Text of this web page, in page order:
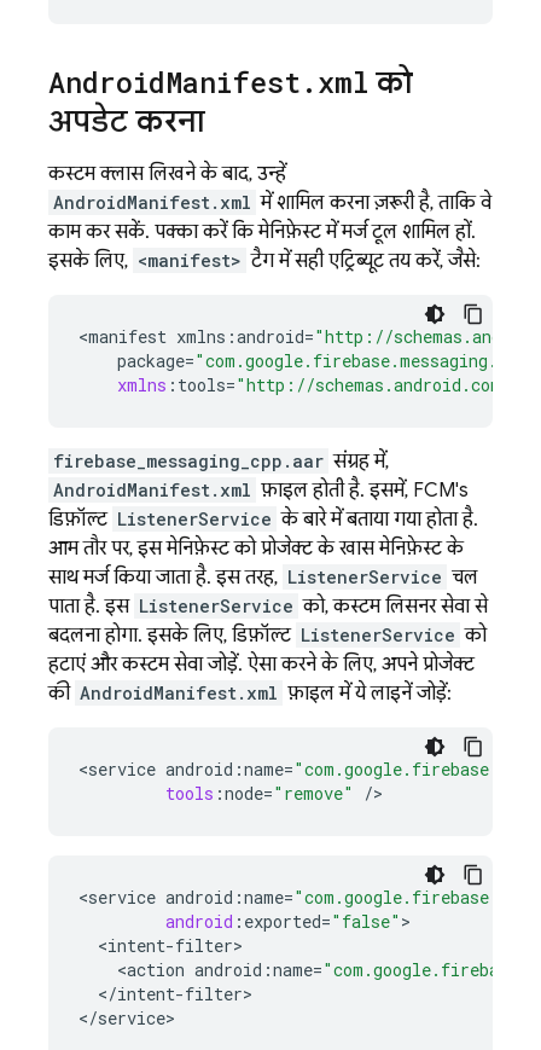
AndroidManifest.xml को
अपडेट करना
कस्टम क्लास लिखने के बाद, उन्हें
AndroidManifest.xml में शामिल करना ज़रूरी है, ताकि वे
काम कर सकें. पक्का करें कि मेनिफ़ेस्ट में मर्ज टूल शामिल हों.
इसके लिए, <manifest> टैग में सही एट्रिब्यूट तय करें, जैसे:
<manifest xmlns :android="http://
package=
xmlns : tools="http://schemas.android.com/
firebase_messaging_cpp.aar संग्रह में,
AndroidManifest.xml फ़ाइल होती है. इसमें, FCM's
डिफ़ॉल्ट ListenerService के बारे में बताया गया होता है.
आम तौर पर, इस मेनिफ़ेस्ट को प्रोजेक्ट के खास मेनिफ़ेस्ट के
साथ मर्ज किया जाता है. इस तरह, ListenerService चल
पाता है. इस ListenerService को, कस्टम लिसनर सेवा से
बदलना होगा. इसके लिए, डिफ़ॉल्ट ListenerService को
हटाएं और कस्टम सेवा जोड़ें. ऐसा करने के लिए, अपने प्रोजेक्ट
की AndroidManifest.xml फ़ाइल में ये लाइनें जोड़ें:
<service android :name=
tools :node="remove" />
<service android :name=
android : exported="false"
<intent-filter
<action android :name=
</intent-filter>
</service>